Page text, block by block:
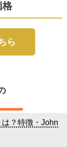
格
ら
？特徴・John